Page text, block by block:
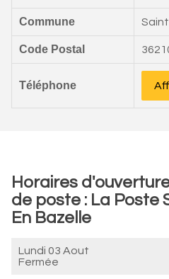
Commune
Code Postal
Téléphone
Horaires
de poste : La Poste
En Bazelle
Lundi 03 Aout
Fermée